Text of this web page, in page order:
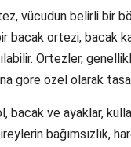
vücudun belirli bir
bacak ortezi, bacak
Ortezler,
göre özel olarak
bacak ve ayaklar,
bağımsızlık,